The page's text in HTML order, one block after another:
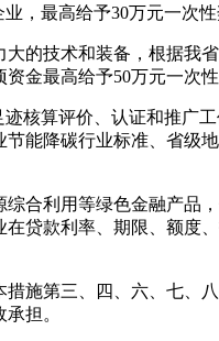
，最高给予30万元一次性
的技术和装备，根据我
金最高给予50万元一次性
算评价、认证和推广
能降碳行业标准、省级
合利用等绿色金融产品
贷款利率、期限、额度
第三、四、六、七、
担。